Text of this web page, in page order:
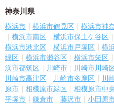
神奈川県
横浜市 横浜市鶴見区 横浜市神
横浜市南区
横浜市保土ケ谷区
横浜市港北区
横浜市戸塚区 横
緑区
横浜市瀬谷区 横浜市栄区
浜市都筑区
川崎市 川崎市川崎
川崎市高津区
川崎市多摩区 川
原市
相模原市緑区 相模原市中
平塚市
鎌倉市 藤沢市 小田原